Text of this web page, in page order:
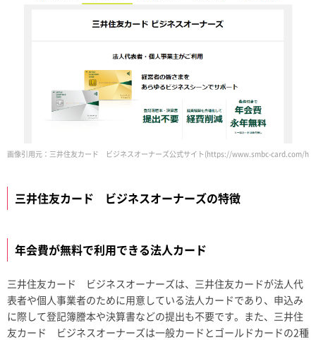
画像引用元：三井住友カード ビジネスオーナーズ公式サイト(https://www.smbc-card.com/
三井住友カード ビジネスオーナーズの特徴
年会費が無料で利用できる法人カード
三井住友カード ビジネスオーナーズは、三井住友カードが法人代
表者や個人事業者のために用意している法人カードであり、申込み
に際して登記簿謄本や決算書などの提出も不要です。また、三井住
友カード ビジネスオーナーズは一般カードとゴールドカードの2種